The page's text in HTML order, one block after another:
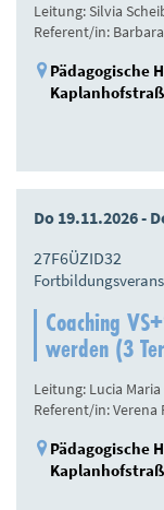
Leitung: Silvia
Referent/in:
Pädagogische
Do 19.11.2026 -
27F6ÜZID32
Coaching
werden (3
Leitung: Lucia
Referent/in: Verena
Pädagogische